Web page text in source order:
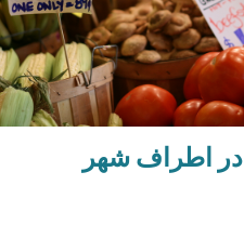
در اطراف شهر